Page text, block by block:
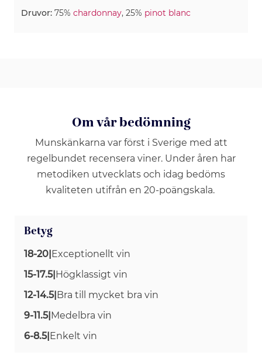
Druvor: 75% chardonnay, 25% pinot blanc
Om vår bedömning
Munskänkarna var först i Sverige med att
regelbundet recensera viner. Under åren har
metodiken utvecklats och idag bedöms
kvaliteten utifrån en 20-poängskala.
Betyg
18-20 Exceptionellt vin
15-17.5| Högklassigt vin
12-14.5| Bra till mycket bra vin
9-11.5| Medelbra vin
6-8.5| Enkelt vin